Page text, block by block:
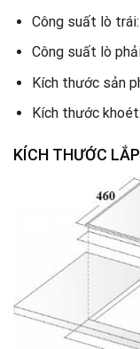
Công suất lò
Công suất lò
Kích thước sản
Kích thước
KÍCH THƯỚC